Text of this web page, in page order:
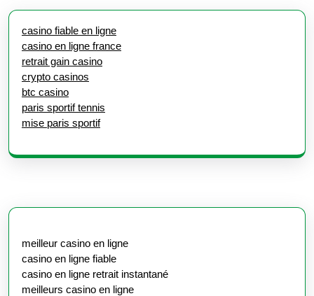
casino fiable en ligne
casino en ligne france
retrait gain casino
crypto casinos
btc casino
paris sportif tennis
mise paris sportif
meilleur casino en ligne
casino en ligne fiable
casino en ligne retrait instantané
meilleurs casino en ligne